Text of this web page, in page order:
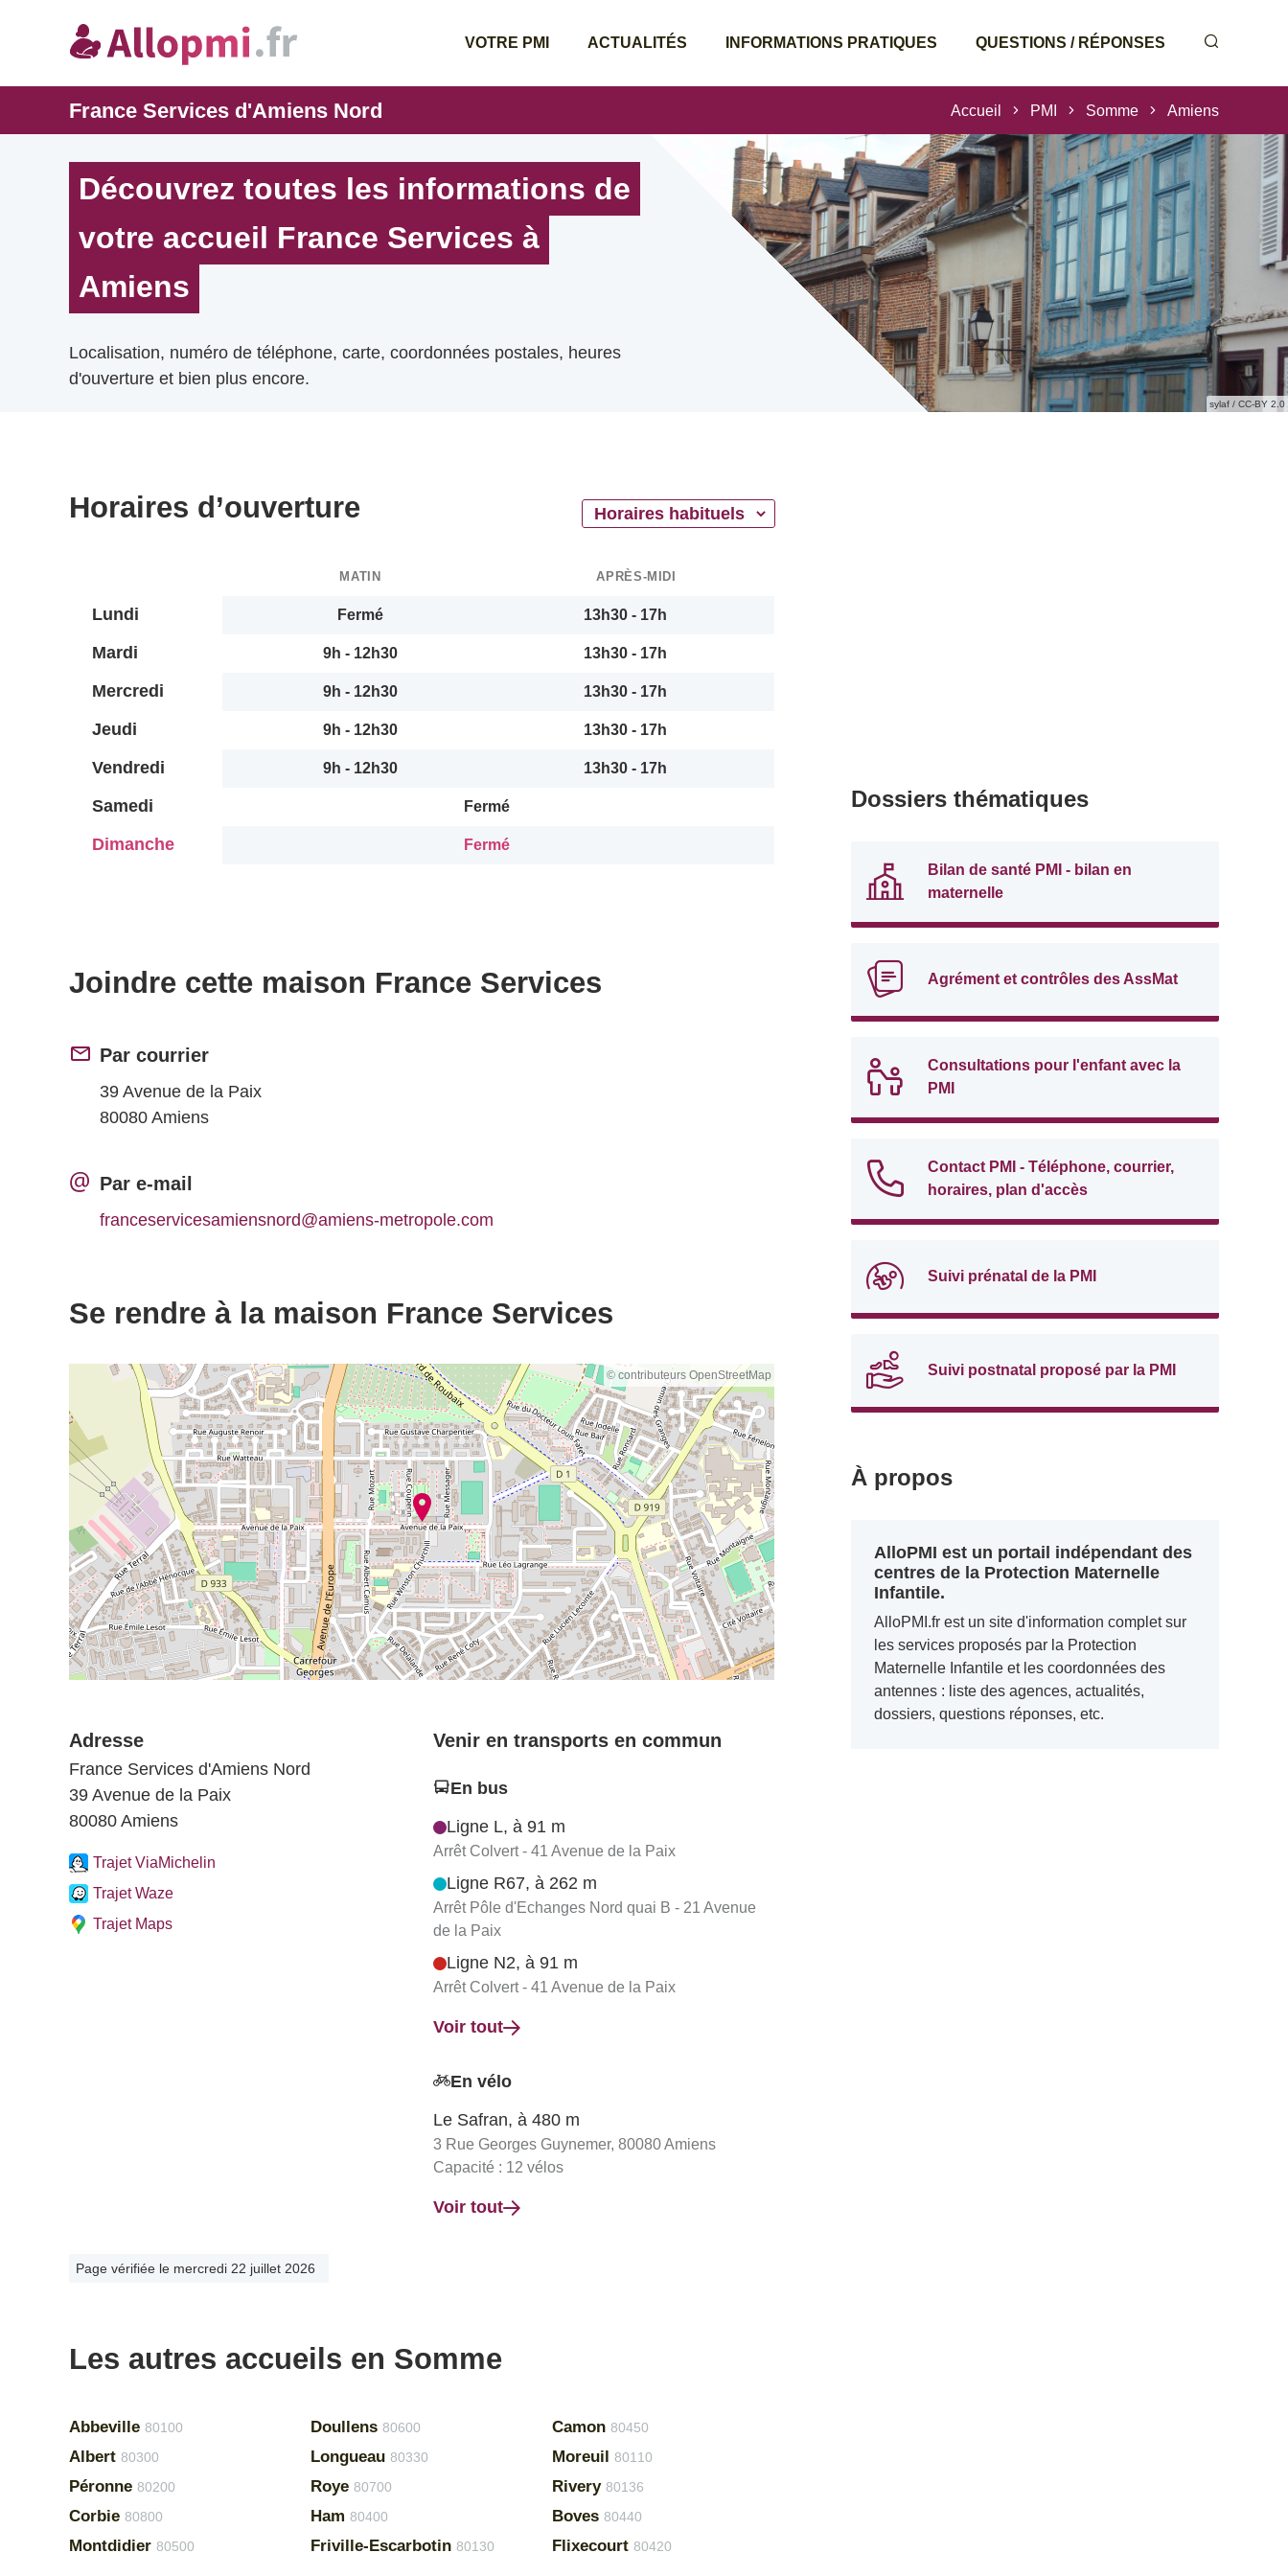
VOTRE PMI ACTUALITÉS INFORMATIONS PRATIQUES QUESTIONS / RÉPONSES
France Services d'Amiens Nord Accueil PMI Somme Amiens
sylaf / CC-BY 2.0
Découvrez toutes les informations de
votre accueil France Services à
Amiens
Localisation, numéro de téléphone, carte, coordonnées postales, heures
d'ouverture et bien plus encore.
Horaires d’ouverture
MATIN APRÈS-MIDI
Lundi Fermé 13h30 - 17h
Mardi 9h - 12h30 13h30 - 17h
Mercredi 9h - 12h30 13h30 - 17h
Jeudi 9h - 12h30 13h30 - 17h
Vendredi 9h - 12h30 13h30 - 17h
Samedi Fermé
Dimanche Fermé
Joindre cette maison France Services
Par courrier
39 Avenue de la Paix
80080 Amiens
Par e-mail
franceservicesamiensnord@amiens-metropole.com
Se rendre à la maison France Services
© contributeurs OpenStreetMap
Adresse
France Services d'Amiens Nord
39 Avenue de la Paix
80080 Amiens
Trajet ViaMichelin
Trajet Waze
Trajet Maps
Venir en transports en commun
En bus
Ligne L, à 91 m
Arrêt Colvert - 41 Avenue de la Paix
Ligne R67, à 262 m
Arrêt Pôle d'Echanges Nord quai B - 21 Avenue
de la Paix
Ligne N2, à 91 m
Arrêt Colvert - 41 Avenue de la Paix
Voir tout
En vélo
Le Safran, à 480 m
3 Rue Georges Guynemer, 80080 Amiens
Capacité : 12 vélos
Voir tout
Page vérifiée le mercredi 22 juillet 2026
Les autres accueils en Somme
Abbeville 80100
Albert 80300
Péronne 80200
Corbie 80800
Montdidier 80500
Doullens 80600
Longueau 80330
Roye 80700
Ham 80400
Friville-Escarbotin 80130
Camon 80450
Moreuil 80110
Rivery 80136
Boves 80440
Flixecourt 80420
Dossiers thématiques
Bilan de santé PMI - bilan en
maternelle
Agrément et contrôles des AssMat
Consultations pour l'enfant avec la
PMI
Contact PMI - Téléphone, courrier,
horaires, plan d'accès
Suivi prénatal de la PMI
Suivi postnatal proposé par la PMI
À propos
AlloPMI est un portail indépendant des
centres de la Protection Maternelle
Infantile.
AlloPMI.fr est un site d'information complet sur
les services proposés par la Protection
Maternelle Infantile et les coordonnées des
antennes : liste des agences, actualités,
dossiers, questions réponses, etc.